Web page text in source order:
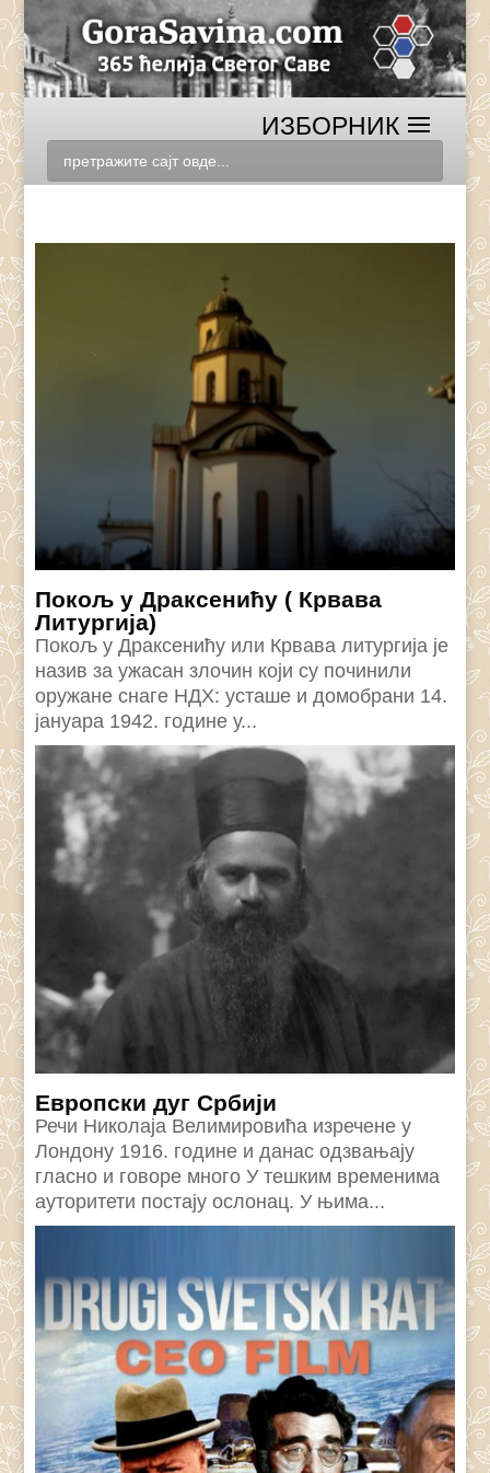
Покољ у Драксенићу ( Крвава
Литургија)
Покољ у Драксенићу или Крвава литургија је
назив за ужасан злочин који су починили
оружане снаге НДХ: усташе и домобрани 14.
јануара 1942. године у...
Eвропски дуг Србији
Речи Николаjа Велимировића изречене у
Лондону 1916. године и данас одзвањаjу
гласно и говоре много У тешким временима
ауторитети постаjу ослонац. У њима...